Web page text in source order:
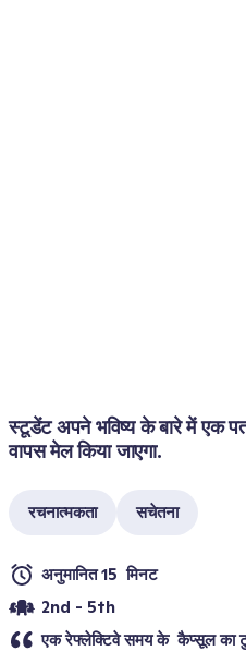
स्टूडेंट अपने भविष्य के बारे में एक
वापस मेल किया जाएगा.
रचनात्मकता सचेतना
अनुमानित 15  मिनट
2nd - 5th
एक रेफ्लेक्टिवे समय के  कैप्सूल का